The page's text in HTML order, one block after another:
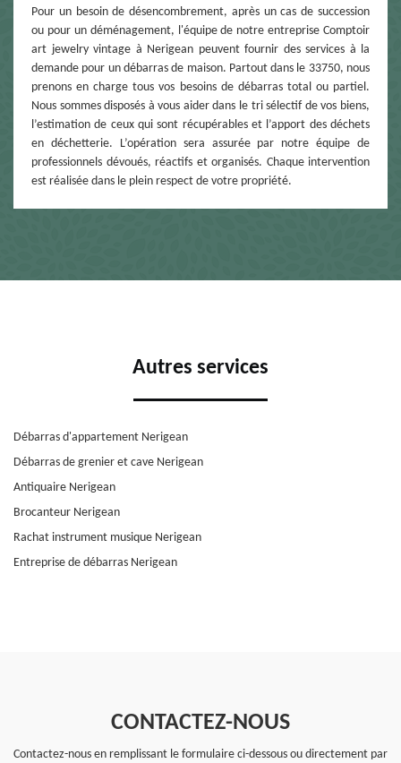
Pour un besoin de désencombrement, après un cas de succession
ou pour un déménagement, l'équipe de notre entreprise Comptoir
art jewelry vintage à Nerigean peuvent fournir des services à la
demande pour un débarras de maison. Partout dans le 33750, nous
prenons en charge tous vos besoins de débarras total ou partiel.
Nous sommes disposés à vous aider dans le tri sélectif de vos biens,
l’estimation de ceux qui sont récupérables et l’apport des déchets
en déchetterie. L’opération sera assurée par notre équipe de
professionnels dévoués, réactifs et organisés. Chaque intervention
est réalisée dans le plein respect de votre propriété.
Autres services
Débarras d'appartement Nerigean
Débarras de grenier et cave Nerigean
Antiquaire Nerigean
Brocanteur Nerigean
Rachat instrument musique Nerigean
Entreprise de débarras Nerigean
CONTACTEZ-NOUS
Contactez-nous en remplissant le formulaire ci-dessous ou directement par